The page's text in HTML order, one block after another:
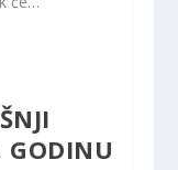
GODINU